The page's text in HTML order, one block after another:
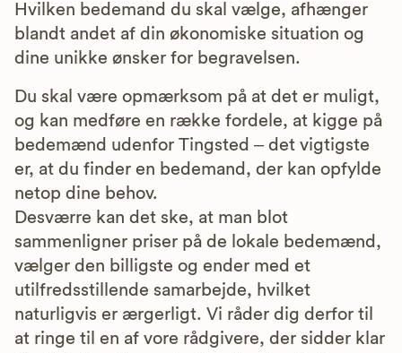
Hvilken bedemand du skal vælge, afhænger
blandt andet af din økonomiske situation og
dine unikke ønsker for begravelsen.
Du skal være opmærksom på at det er muligt,
og kan medføre en række fordele, at kigge på
bedemænd udenfor Tingsted – det vigtigste
er, at du finder en bedemand, der kan opfylde
netop dine behov.
Desværre kan det ske, at man blot
sammenligner priser på de lokale bedemænd,
vælger den billigste og ender med et
utilfredsstillende samarbejde, hvilket
naturligvis er ærgerligt. Vi råder dig derfor til
at ringe til en af vore rådgivere, der sidder klar